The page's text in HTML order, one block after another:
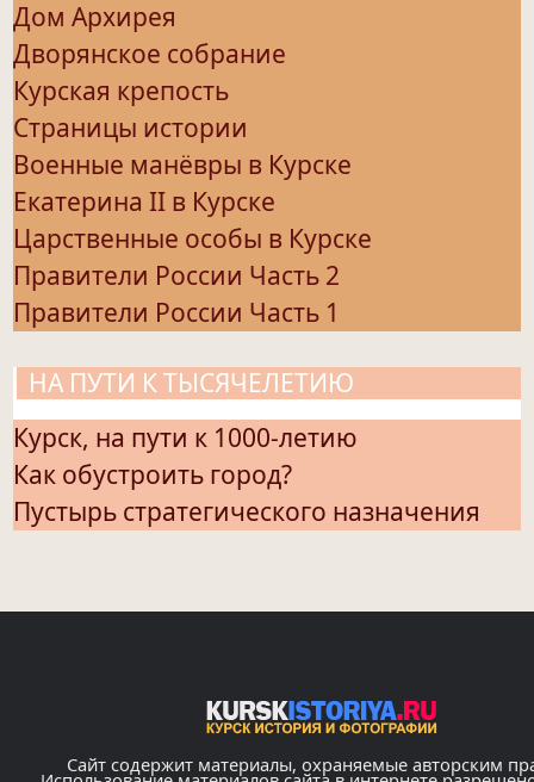
Дом Архирея
Дворянское собрание
Курская крепость
Страницы истории
Военные манёвры в Курске
Екатерина II в Курске
Царственные особы в Курске
Правители России Часть 2
Правители России Часть 1
НА ПУТИ К ТЫСЯЧЕЛЕТИЮ
Курск, на пути к 1000-летию
Как обустроить город?
Пустырь стратегического назначения
Сайт содержит материалы, охраняемые авторским